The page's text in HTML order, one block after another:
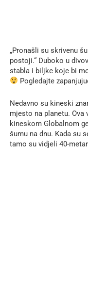
„Pronašli su skrivenu
postoji.“ Duboko u
stabla i biljke koje bi
Pogledajte
Nedavno su kineski
mjesto na planetu. Ova
kineskom Globalnom
šumu na dnu. Kada su
tamo su vidjeli 40-